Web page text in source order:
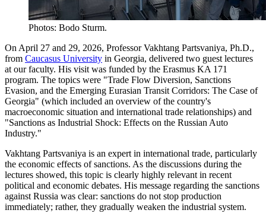
Photos: Bodo Sturm.
On April 27 and 29, 2026, Professor Vakhtang Partsvaniya, Ph.D.,
from Caucasus University in Georgia, delivered two guest lectures
at our faculty. His visit was funded by the Erasmus KA 171
program. The topics were "Trade Flow Diversion, Sanctions
Evasion, and the Emerging Eurasian Transit Corridors: The Case of
Georgia" (which included an overview of the country's
macroeconomic situation and international trade relationships) and
"Sanctions as Industrial Shock: Effects on the Russian Auto
Industry."
Vakhtang Partsvaniya is an expert in international trade, particularly
the economic effects of sanctions. As the discussions during the
lectures showed, this topic is clearly highly relevant in recent
political and economic debates. His message regarding the sanctions
against Russia was clear: sanctions do not stop production
immediately; rather, they gradually weaken the industrial system.